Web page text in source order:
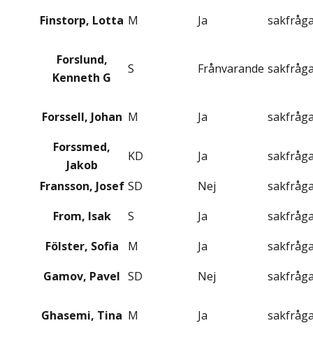
Finstorp, Lotta M Ja
Forslund,
Kenneth G
S Frånvarande
Forssell, Johan M Ja
Forssmed,
Jakob
KD Ja
Fransson, Josef SD Nej
From, Isak
S Ja
Fölster, Sofia
M Ja
Gamov, Pavel SD Nej
Ghasemi, Tina M Ja